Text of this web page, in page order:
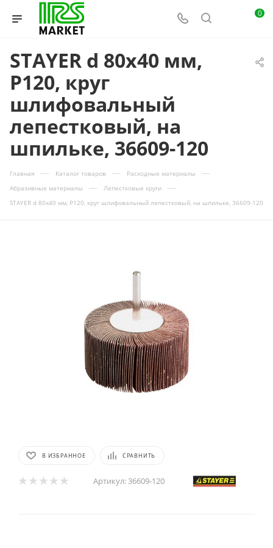
0
STAYER d 80x40 мм,
P120, круг
шлифовальный
лепестковый, на
шпильке, 36609-120
Главная — Каталог товаров — Расходные материалы —
Абразивные материалы — Лепестковые круги —
STAYER d 80x40 мм, P120, круг шлифовальный лепестковый, на шпильке, 36609-120
В ИЗБРАННОЕ СРАВНИТЬ
Артикул:36609-120